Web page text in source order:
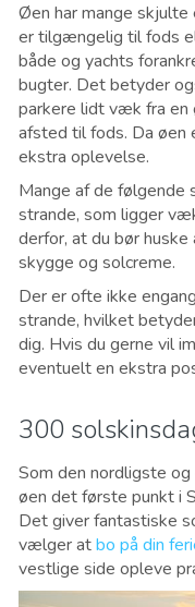
Øen har mange
er tilgængelig til fods
både og yachts
bugter. Det betyder
parkere lidt væk fra en
afsted til fods. Da øen
ekstra oplevelse.
Mange af de følgende
strande, som ligger
derfor, at du bør huske
skygge og solcreme.
Der er ofte ikke
strande, hvilket
dig. Hvis du gerne vil
eventuelt en ekstra
300
Som den nordligste
øen det første punkt i
Det giver fantastiske
vælger atbo på din
vestlige side opleve